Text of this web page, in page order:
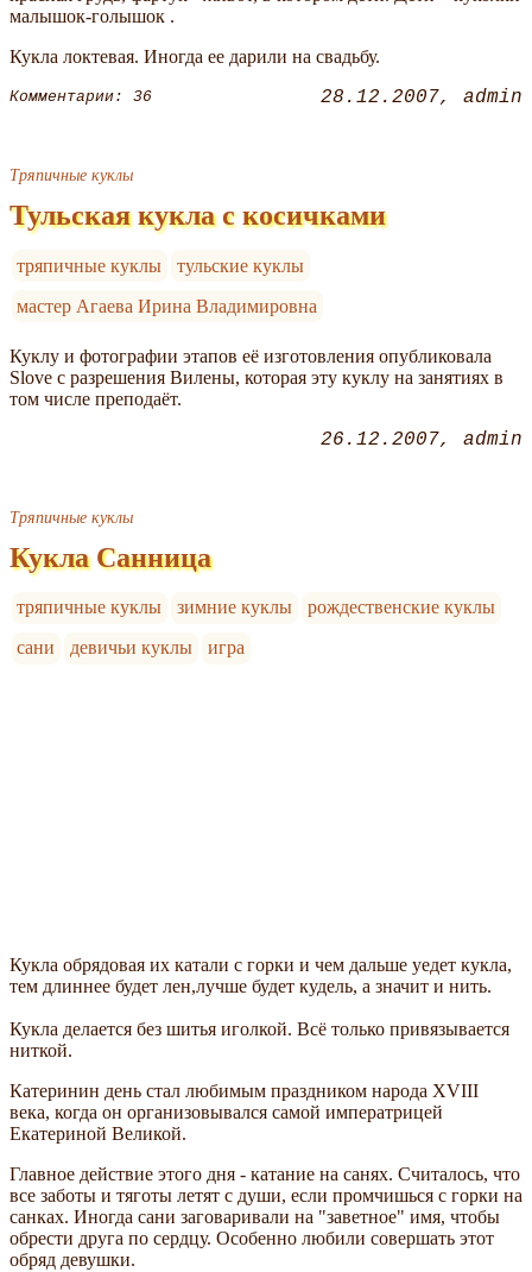
малышок-голышок .
Кукла локтевая. Иногда ее дарили на свадьбу.
Комментарии: 36 28.12.2007 admin
Тряпичные куклы
Тульская кукла с косичками
тряпичные куклы
тульские куклы
мастер Агаева Ирина Владимировна
Куклу и фотографии этапов её изготовления опубликовала
Slove с разрешения Вилены, которая эту куклу на занятиях в
том числе преподаёт.
26.12.2007 admin
Тряпичные куклы
Кукла Санница
тряпичные куклы зимние куклы
рождественские куклы
сани
девичьи куклы игра
Кукла обрядовая их катали с горки и чем дальше уедет кукла,
тем длиннее будет лен,лучше будет кудель, а значит и нить.
Кукла делается без шитья иголкой. Всё только привязывается
ниткой.
Катеринин день стал любимым праздником народа XVIII
века, когда он организовывался самой императрицей
Екатериной Великой.
Главное действие этого дня - катание на санях. Считалось, что
все заботы и тяготы летят с души, если промчишься с горки на
санках. Иногда сани заговаривали на "заветное" имя, чтобы
обрести друга по сердцу. Особенно любили совершать этот
обряд девушки.